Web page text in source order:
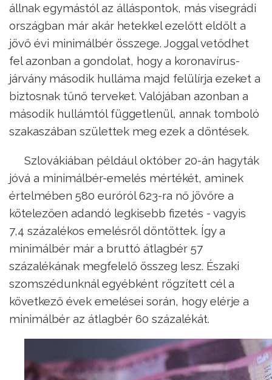
állnak egymástól az álláspontok, más visegrádi
országban már akár hetekkel ezelőtt eldőlt a
jövő évi minimálbér összege. Joggal vetődhet
fel azonban a gondolat, hogy a koronavírus-
járvány második hulláma majd felülírja ezeket a
biztosnak tűnő terveket. Valójában azonban a
második hullámtól függetlenül, annak tomboló
szakaszában születtek meg ezek a döntések.
Szlovákiában például október 20-án hagyták
jóvá a minimálbér-emelés mértékét, aminek
értelmében 580 euróról 623-ra nő jövőre a
kötelezően adandó legkisebb fizetés - vagyis
7,4 százalékos emelésről döntöttek. Így a
minimálbér már a bruttó átlagbér 57
százalékának megfelelő összeg lesz. Északi
szomszédunknál egyébként rögzített cél a
következő évek emelései során, hogy elérje a
minimálbér az átlagbér 60 százalékát.